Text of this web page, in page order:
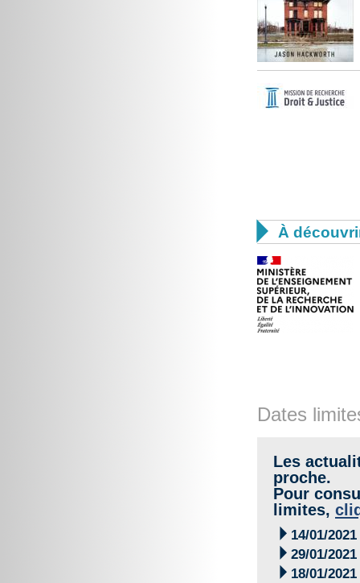
 À
Dates
Les
proche.
Pour
limites,
 14/01/2021
 29/01/2021
 18/01/2021